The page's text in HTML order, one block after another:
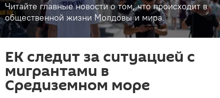
Читайте главные новости о том, что происходит в
общественной жизни Молдовы и мира.
ЕК следит за ситуацией с
мигрантами в
Средиземном море